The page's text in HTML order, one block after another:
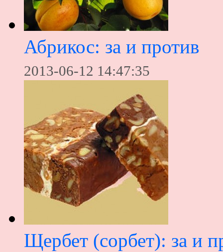
Абрикос: за и против
2013-06-12 14:47:35
Щербет (сорбет): за и